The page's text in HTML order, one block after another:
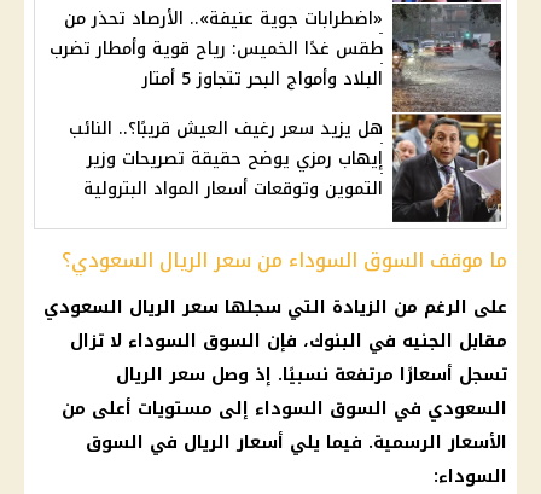
«اضطرابات جوية عنيفة».. الأرصاد تحذر من
طقس غدًا الخميس: رياح قوية وأمطار تضرب
البلاد وأمواج البحر تتجاوز 5 أمتار
هل يزيد سعر رغيف العيش قريبًا؟.. النائب
إيهاب رمزي يوضح حقيقة تصريحات وزير
التموين وتوقعات أسعار المواد البترولية
ما موقف السوق السوداء من سعر الريال السعودي؟
على الرغم من الزيادة التي سجلها سعر الريال السعودي
مقابل الجنيه في البنوك، فإن السوق السوداء لا تزال
تسجل أسعارًا مرتفعة نسبيًا. إذ وصل سعر الريال
السعودي في السوق السوداء إلى مستويات أعلى من
الأسعارالرسمية. فيما يلي أسعارالريال في السوق
السوداء: